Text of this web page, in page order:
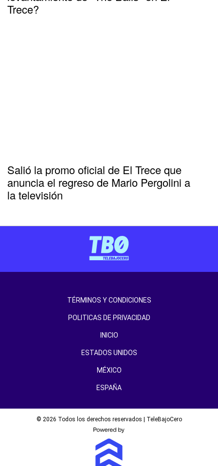
Trece?
Salió la promo oficial de El Trece que
anuncia el regreso de Mario Pergolini a
la televisión
TÉRMINOS Y CONDICIONES
POLITICAS DE PRIVACIDAD
INICIO
ESTADOS UNIDOS
MÉXICO
ESPAÑA
© 2026 Todos los derechos reservados | TeleBajoCero